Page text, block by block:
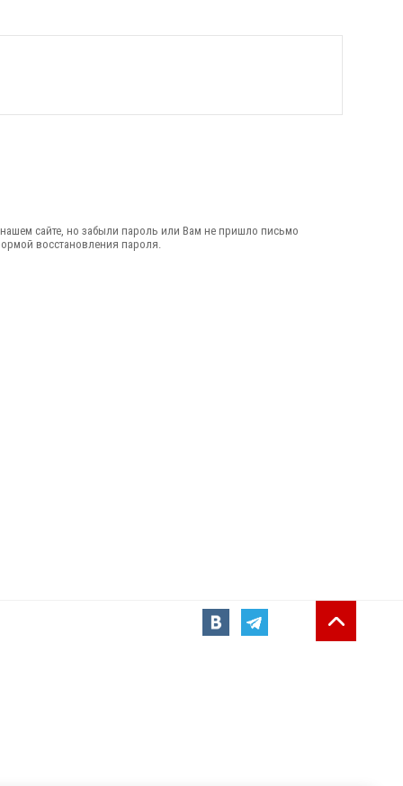
сайте, но забыли пароль или Вам не пришло письмо
восстановления пароля.